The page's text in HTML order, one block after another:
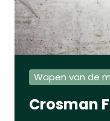
Sentinel is
onderdeel
Krachtset.
de maximale
haalt. Bekijk
luchtpistolen.
Wapen van de
Crosman